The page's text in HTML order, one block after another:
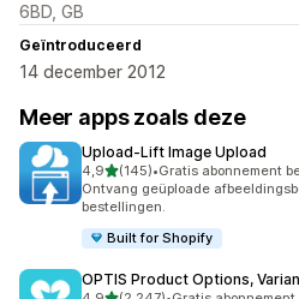
6BD, GB
Geïntroduceerd
14 december 2012
Meer apps zoals deze
Upload‑Lift Image Upload
4,9van 5 sterren
(145)
145 recensies in totaal
•Gratis abonnement
Ontvang geüploade
bestellingen.
Built for Shopify
OPTIS Product Options,